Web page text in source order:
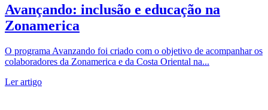
Avançando: inclusão e educação na
Zonamerica
O programa Avanzando foi criado com o objetivo de acompanhar os
colaboradores da Zonamerica e da Costa Oriental na...
Ler artigo